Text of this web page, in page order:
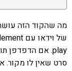
מה שהקוד הזה
סרט שאין לו מקור.